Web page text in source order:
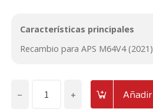
Características principales
Recambio para APS M64V4 (2021)
−
Recambio
+